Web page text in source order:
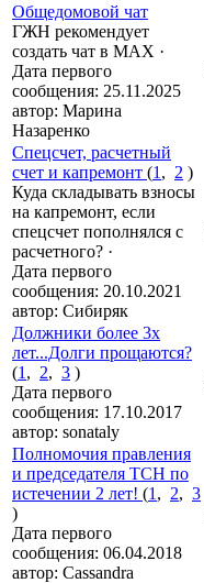
Общедомовой чат
ГЖН рекомендует
создать чат в MAX ·
Дата первого
сообщения: 25.11.2025
автор: Марина
Назаренко
Спецсчет, расчетный
счет и капремонт (1 , 2 )
Куда складывать взносы
на капремонт, если
спецсчет пополнялся с
расчетного? ·
Дата первого
сообщения: 20.10.2021
автор: Сибиряк
Должники более 3х
лет...Долги прощаются?
(1 , 2, 3 )
Дата первого
сообщения: 17.10.2017
автор: sonataly
Полномочия правления
и председателя ТСН по
истечении 2 лет! (1 , 2, 3
)
Дата первого
сообщения: 06.04.2018
автор: Cassandra